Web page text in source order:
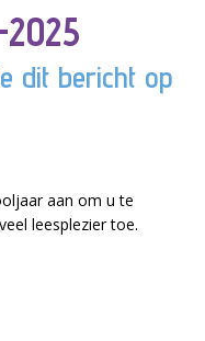
dit bericht op
aan om u te
leesplezier toe.